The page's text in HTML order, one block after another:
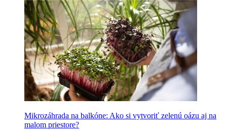
Mikrozáhrada na balkóne: Ako si vytvoriť zelenú oázu aj na
malom priestore?